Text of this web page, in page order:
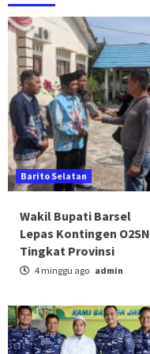
Barito Selatan
Wakil Bupati Barsel
Lepas Kontingen O2SN
Tingkat Provinsi
4 minggu ago admin